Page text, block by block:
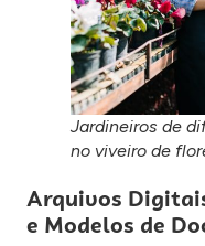
Jardineiros de
no viveiro de
Arquivos
e Modelos de